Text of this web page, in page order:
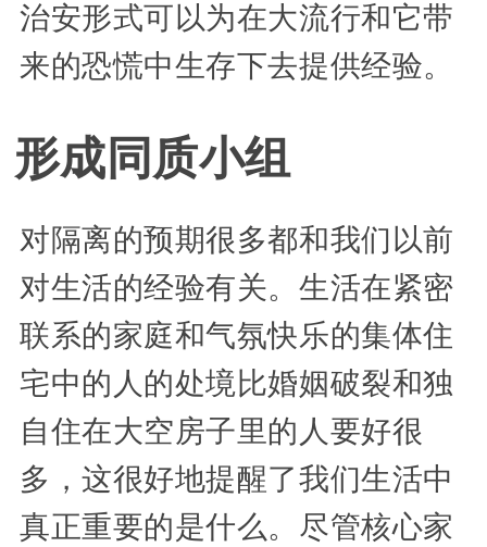
治安形式可以为在大流行和它带
来的恐慌中生存下去提供经验。
形成同质小组
对隔离的预期很多都和我们以前
对生活的经验有关。生活在紧密
联系的家庭和气氛快乐的集体住
宅中的人的处境比婚姻破裂和独
自住在大空房子里的人要好很
多，这很好地提醒了我们生活中
真正重要的是什么。尽管核心家